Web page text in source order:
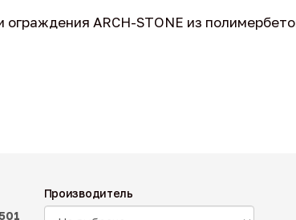
ARCH-STONE из
Производитель